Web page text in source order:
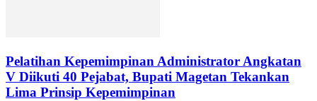
Pelatihan Kepemimpinan Administrator Angkatan
V Diikuti 40 Pejabat, Bupati Magetan Tekankan
Lima Prinsip Kepemimpinan